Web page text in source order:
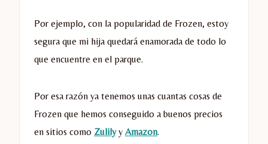
Por ejemplo, con la popularidad de Frozen, estoy
segura que mi hija quedará enamorada de todo lo
que encuentre en el parque.
Por esa razón ya tenemos unas cuantas cosas de
Frozen que hemos conseguido a buenos precios
en sitios como Zulilyy Amazon.